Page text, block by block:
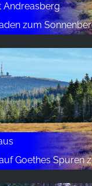
Andreasberg
- Wanderwoche St.
Spuren zum höchsten